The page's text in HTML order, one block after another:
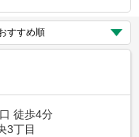
徒歩4分
3丁目